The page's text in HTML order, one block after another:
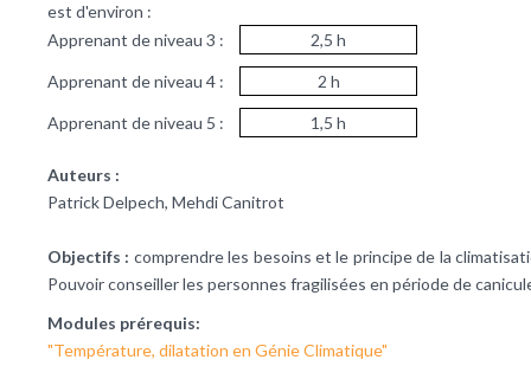
est d'environ :
Apprenant de niveau 3 :
2,5 h
Apprenant de niveau 4 : 2 h
Apprenant de niveau 5 : 1,5 h
Auteurs :
Patrick Delpech, Mehdi Canitrot
Objectifs : comprendre les besoins et le principe de la
Pouvoir conseiller les personnes fragilisées en période de
Modules prérequis:
"Température, dilatation en Génie Climatique"